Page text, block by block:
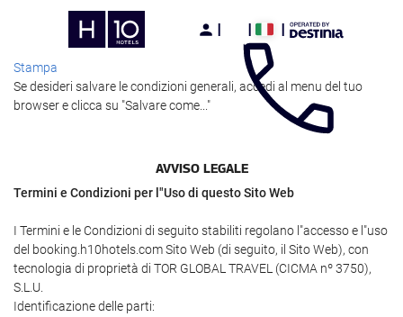
Stampa
Se desideri salvare le condizioni generali, accedi al menu del tuo
browser e clicca su "Salvare come..."
AVVISO LEGALE
Termini e Condizioni per l"Uso di questo Sito Web
I Termini e le Condizioni di seguito stabiliti regolano l"accesso e l"uso
del booking.h10hotels.com Sito Web (di seguito, il Sito Web), con
tecnologia di proprietà di TOR GLOBAL TRAVEL (CICMA nº 3750),
S.L.U.
Identificazione delle parti: